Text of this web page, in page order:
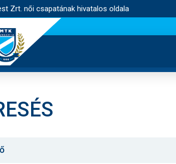
Zrt. női csapatának hivatalos oldala